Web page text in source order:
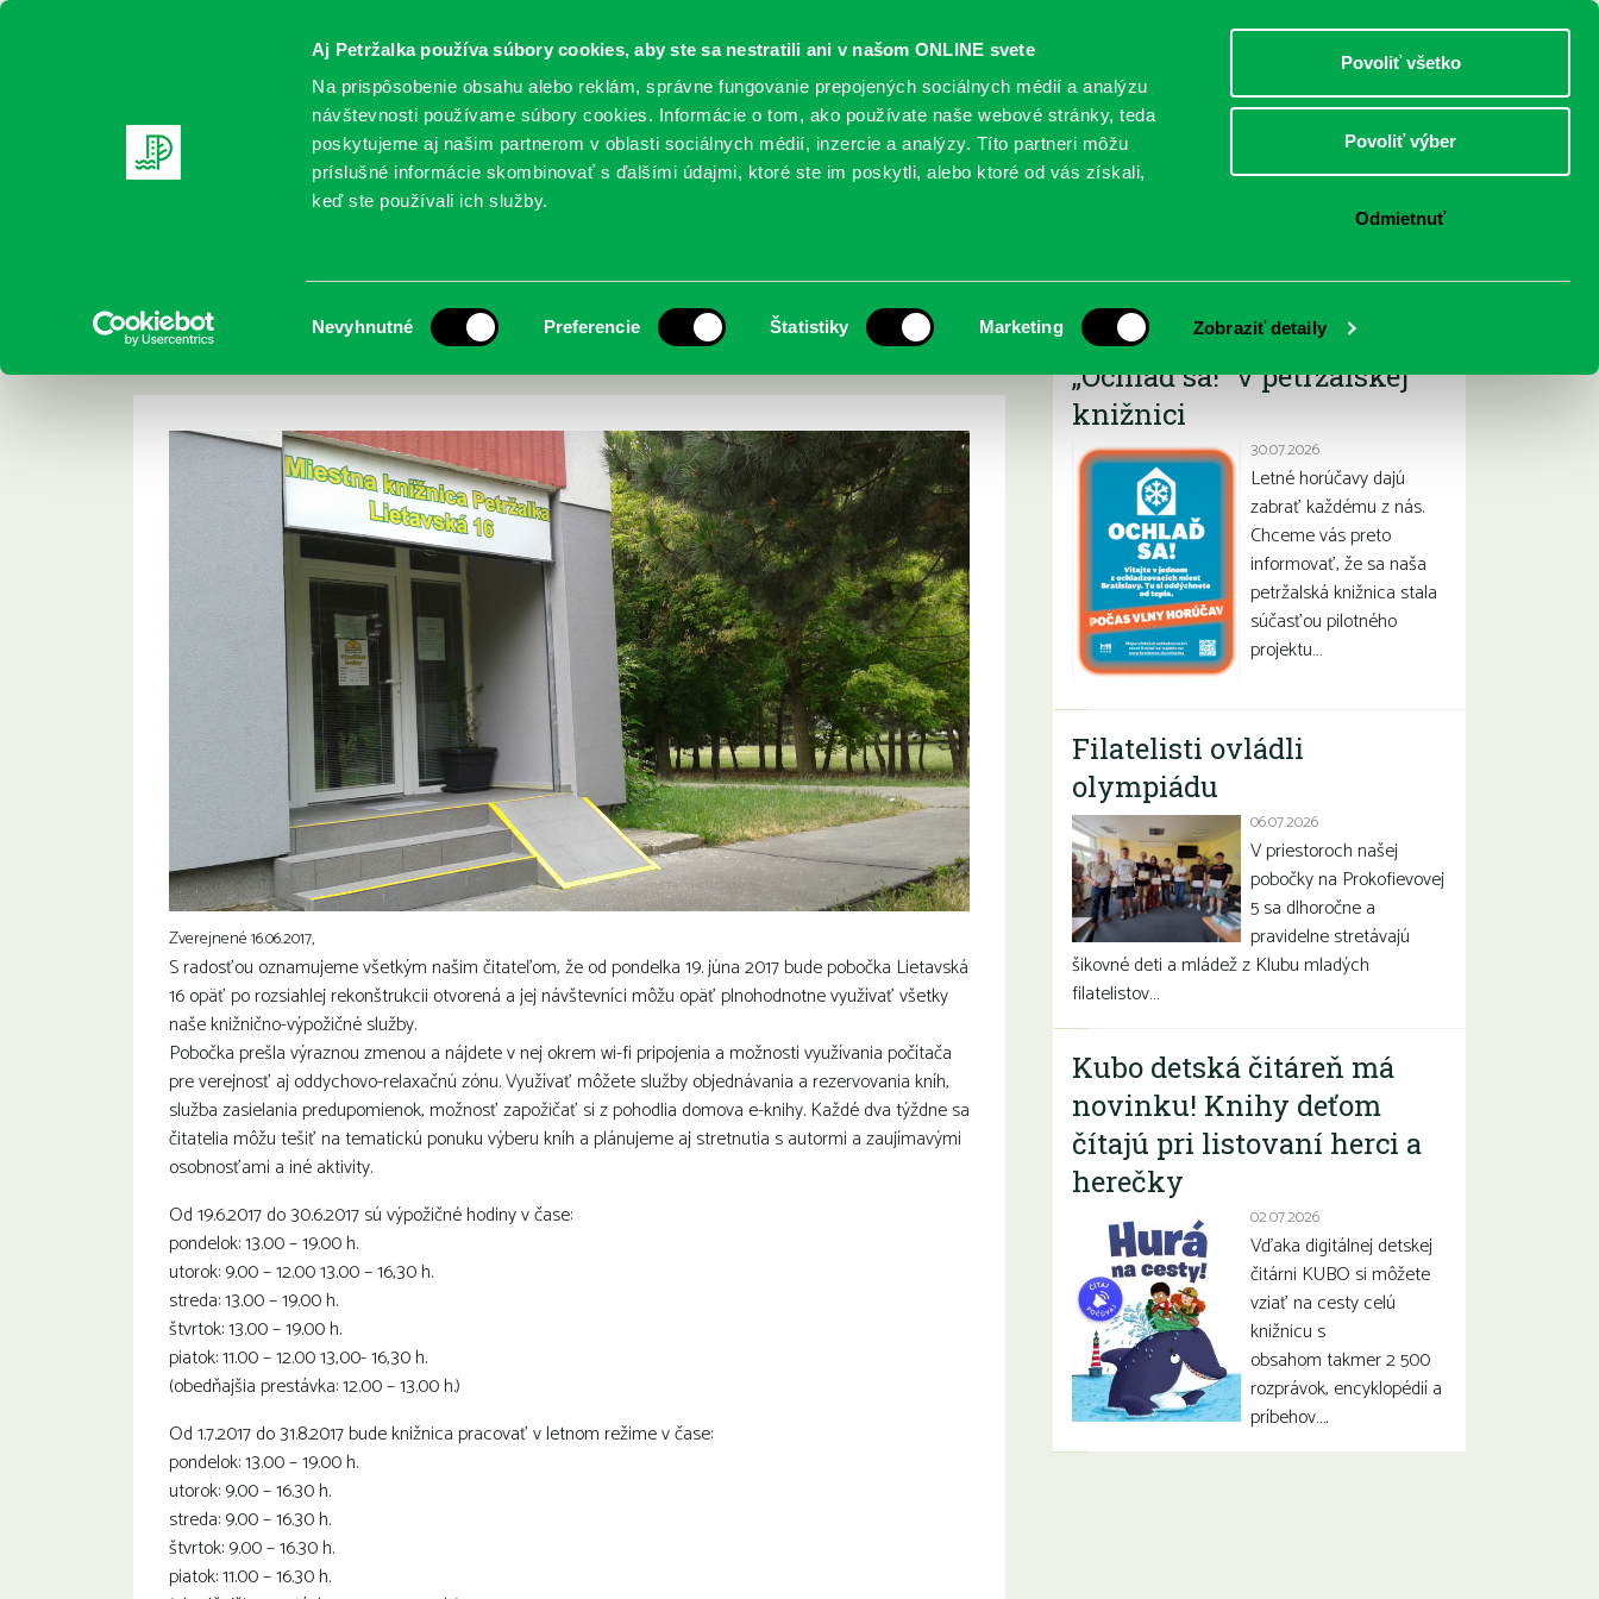
Aj Petržalka používa súbory cookies, aby ste sa nestratili ani v našom ONLINE svete
Na prispôsobenie obsahu alebo reklám, správne fungovanie prepojených sociálnych médií a analýzu
návštevnosti používame súbory cookies. Informácie o tom, ako používate naše webové stránky, teda
poskytujeme aj našim partnerom v oblasti sociálnych médií, inzercie a analýzy. Títo partneri môžu
príslušné informácie skombinovať s ďalšími údajmi, ktoré ste im poskytli, alebo ktoré od vás získali,
keď ste používali ich služby.
súhlasu
Nevyhnutné Preferencie Štatistiky Marketing Zobraziť detaily
Povoliť všetko
Povoliť výber
Odmietnuť
DOSPELÍ
REGISTRUJTE SA ONLINE KATALÓGY SLUŽBY PODUJATIA POBOČKY O KNIŽNICI
Otvorenie zrekonštruovanej pobočky
Lietavská 16
Zverejnené 16.06.2017,
S radosťou oznamujeme všetkým našim čitateľom, že od pondelka 19. júna 2017 bude pobočka Lietavská
16 opäť po rozsiahlej rekonštrukcii otvorená a jej návštevníci môžu opäť plnohodnotne využívať všetky
naše knižnično-výpožičné služby.
Pobočka prešla výraznou zmenou a nájdete v nej okrem wi-fi pripojenia a možnosti využívania počítača
pre verejnosť aj oddychovo-relaxačnú zónu. Využívať môžete služby objednávania a rezervovania kníh,
služba zasielania predupomienok, možnosť zapožičať si z pohodlia domova e-knihy. Každé dva týždne sa
čitatelia môžu tešiť na tematickú ponuku výberu kníh a plánujeme aj stretnutia s autormi a zaujímavými
osobnosťami a iné aktivity.
Od 19.6.2017 do 30.6.2017 sú výpožičné hodiny v čase:
pondelok: 13.00 – 19.00 h.
utorok: 9.00 – 12.00 13.00 – 16,30 h.
streda: 13.00 – 19.00 h.
štvrtok: 13.00 – 19.00 h.
piatok: 11.00 – 12.00 13,00- 16,30 h.
(obedňajšia prestávka: 12.00 – 13.00 h.)
Od 1.7.2017 do 31.8.2017 bude knižnica pracovať v letnom režime v čase:
pondelok: 13.00 – 19.00 h.
utorok: 9.00 – 16.30 h.
streda: 9.00 – 16.30 h.
štvrtok: 9.00 – 16.30 h.
piatok: 11.00 – 16.30 h.
Najnovšie
„Ochlaď sa!“ v petržalskej
knižnici
30.07.2026
Letné horúčavy dajú
zabrať každému z nás.
Chceme vás preto
informovať, že sa naša
petržalská knižnica stala
súčasťou pilotného
projektu…
Filatelisti ovládli
olympiádu
06.07.2026
V priestoroch našej
pobočky na Prokofievovej
5 sa dlhoročne a
pravidelne stretávajú
šikovné deti a mládež z Klubu mladých
filatelistov…
Kubo detská čitáreň má
novinku! Knihy deťom
čítajú pri listovaní herci a
herečky
02.07.2026
Vďaka digitálnej detskej
čitárni KUBO si môžete
vziať na cesty celú
knižnicu s
obsahom takmer 2 500
rozprávok, encyklopédií a
príbehov….